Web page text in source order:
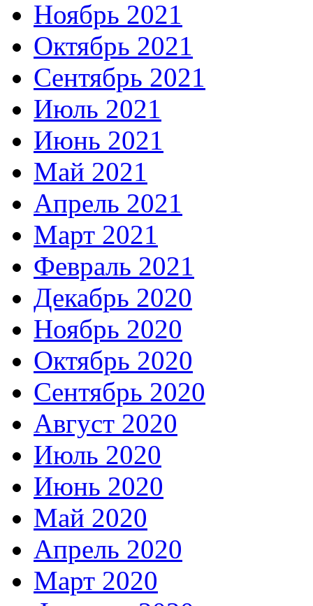
Ноябрь 2021
Октябрь 2021
Сентябрь 2021
Июль 2021
Июнь 2021
Май 2021
Апрель 2021
Март 2021
Февраль 2021
Декабрь 2020
Ноябрь 2020
Октябрь 2020
Сентябрь 2020
Август 2020
Июль 2020
Июнь 2020
Май 2020
Апрель 2020
Март 2020